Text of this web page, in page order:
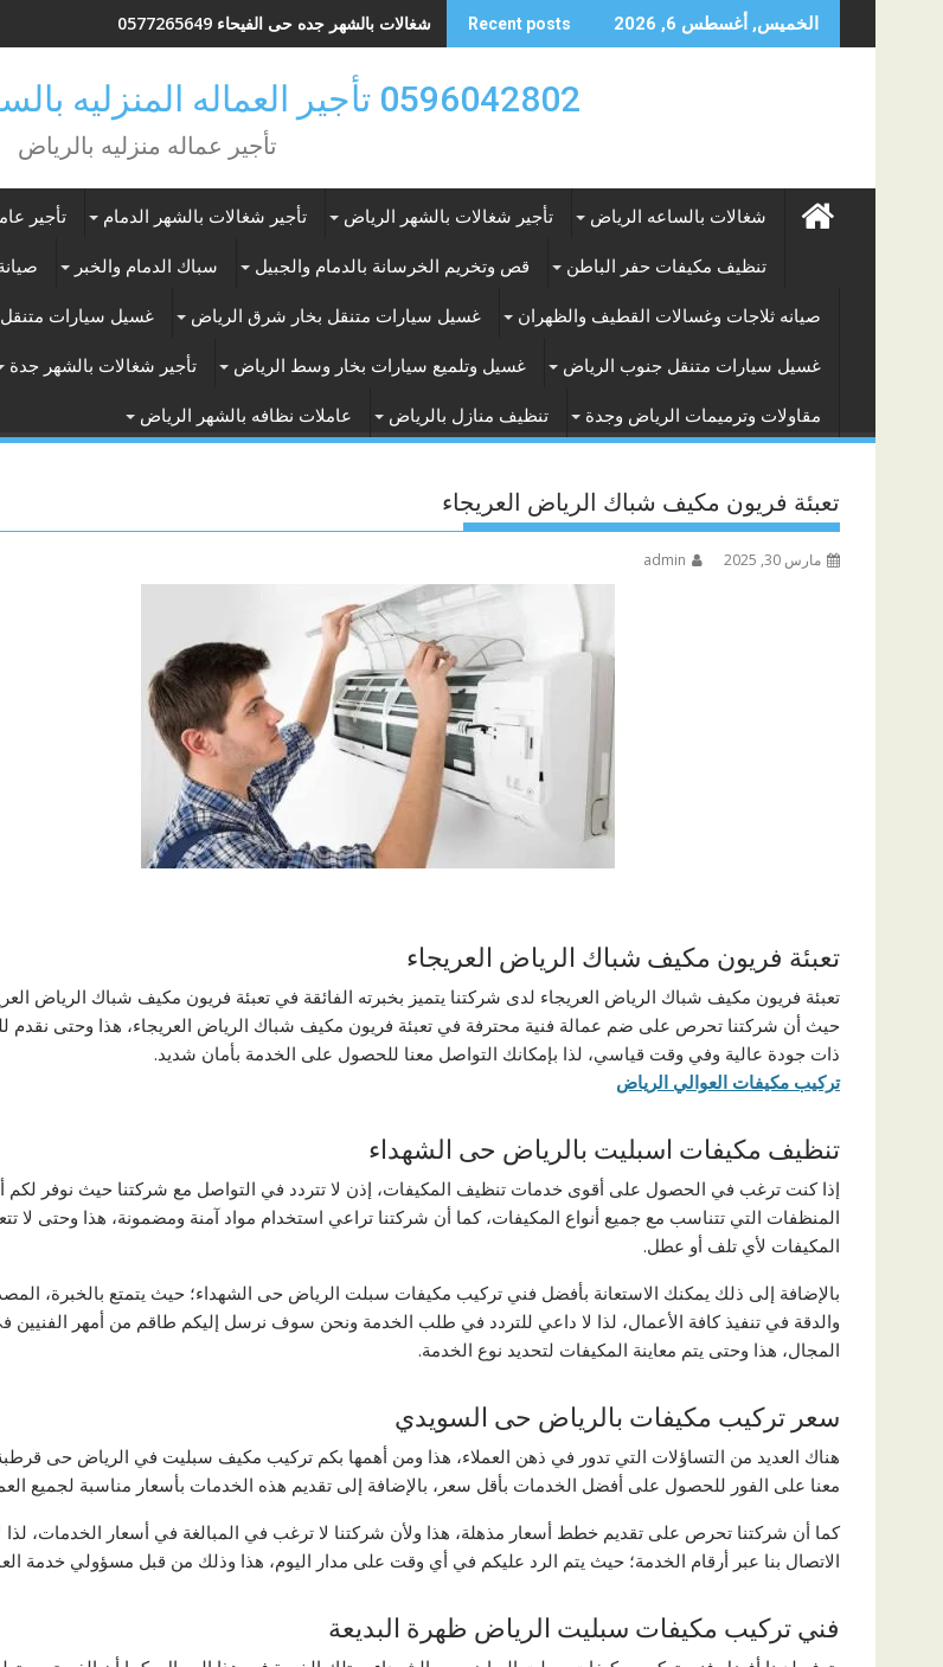
to
الخميس, أغسطس 6, 2026 Recent posts شغالات بالشهر جده حى الفيحاء 0577265649
0596042802 تأجير العماله المنزليه بالساعه والشهر بالرياض
تأجير عماله منزليه بالرياض
شغالات بالساعه الرياض تأجير شغالات بالشهر الرياض تأجير شغالات بالشهر الدمام تأجير
تنظيف مكيفات حفر الباطن قص وتخريم الخرسانة بالدمام والجبيل سباك الدمام والخبر
صيانه ثلاجات وغسالات القطيف والظهران غسيل سيارات متنقل بخار شرق الرياض غسيل سيارات
غسيل سيارات متنقل جنوب الرياض غسيل وتلميع سيارات بخار وسط الرياض تأجير شغالات بالشهر جدة
مقاولات وترميمات الرياض وجدة تنظيف منازل بالرياض عاملات نظافه بالشهر الرياض
تعبئة فريون مكيف شباك الرياض العريجاء
مارس 30, 2025 admin
تعبئة فريون مكيف شباك الرياض العريجاء
تعبئة فريون مكيف شباك الرياض العريجاء لدى شركتنا يتميز بخبرته الفائقة في تعبئة فريون مكيف شباك الرياض
حيث أن شركتنا تحرص على ضم عمالة فنية محترفة في تعبئة فريون مكيف شباك الرياض العريجاء، هذا وحتى نقدم
ذات جودة عالية وفي وقت قياسي، لذا بإمكانك التواصل معنا للحصول على الخدمة بأمان شديد.
تركيب مكيفات العوالي الرياض
تنظيف مكيفات اسبليت بالرياض حى الشهداء
إذا كنت ترغب في الحصول على أقوى خدمات تنظيف المكيفات، إذن لا تتردد في التواصل مع شركتنا حيث نوفر لكم
المنظفات التي تتناسب مع جميع أنواع المكيفات، كما أن شركتنا تراعي استخدام مواد آمنة ومضمونة، هذا وحتى لا
المكيفات لأي تلف أو عطل.
بالإضافة إلى ذلك يمكنك الاستعانة بأفضل فني تركيب مكيفات سبلت الرياض حى الشهداء؛ حيث يتمتع بالخبرة،
والدقة في تنفيذ كافة الأعمال، لذا لا داعي للتردد في طلب الخدمة ونحن سوف نرسل إليكم طاقم من أمهر الفنيين
المجال، هذا وحتى يتم معاينة المكيفات لتحديد نوع الخدمة.
سعر تركيب مكيفات بالرياض حى السويدي
هناك العديد من التساؤلات التي تدور في ذهن العملاء، هذا ومن أهمها بكم تركيب مكيف سبليت في الرياض حى
معنا على الفور للحصول على أفضل الخدمات بأقل سعر، بالإضافة إلى تقديم هذه الخدمات بأسعار مناسبة لجميع
كما أن شركتنا تحرص على تقديم خطط أسعار مذهلة، هذا ولأن شركتنا لا ترغب في المبالغة في أسعار الخدمات، لذا
الاتصال بنا عبر أرقام الخدمة؛ حيث يتم الرد عليكم في أي وقت على مدار اليوم، هذا وذلك من قبل مسؤولي خدمة
فني تركيب مكيفات سبليت الرياض ظهرة البديعة